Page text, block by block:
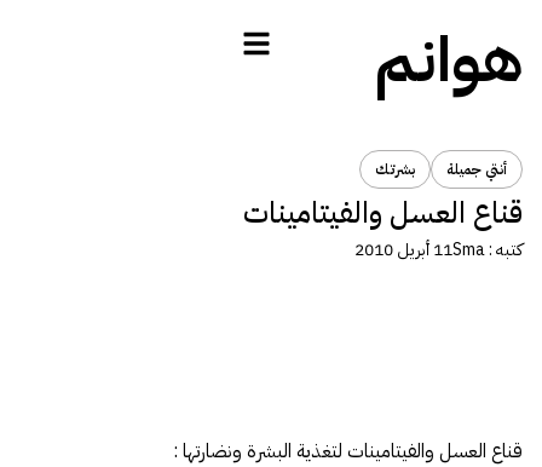
هوانم
أنتي جميلة بشرتك
قناع العسل والفيتامينات
كتبه :Sma11 أبريل 2010
قناع العسل والفيتامينات لتغذية البشرة ونضارتها :